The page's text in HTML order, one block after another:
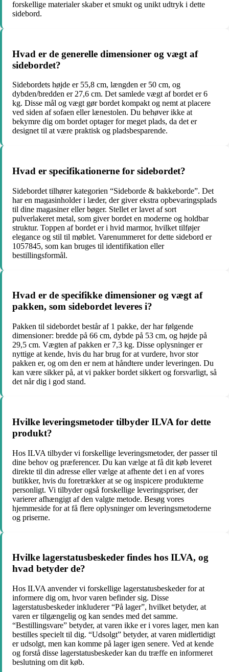
forskellige materialer skaber et smukt og unikt udtryk i dette
sidebord.
Hvad er de generelle dimensioner og vægt af
sidebordet?
Sidebordets højde er 55,8 cm, længden er 50 cm, og
dybden/bredden er 27,6 cm. Det samlede vægt af bordet er 6
kg. Disse mål og vægt gør bordet kompakt og nemt at placere
ved siden af sofaen eller lænestolen. Du behøver ikke at
bekymre dig om bordet optager for meget plads, da det er
designet til at være praktisk og pladsbesparende.
Hvad er specifikationerne for sidebordet?
Sidebordet tilhører kategorien “Sideborde & bakkeborde”. Det
har en magasinholder i læder, der giver ekstra opbevaringsplads
til dine magasiner eller bøger. Stellet er lavet af sort
pulverlakeret metal, som giver bordet en moderne og holdbar
struktur. Toppen af bordet er i hvid marmor, hvilket tilføjer
elegance og stil til møblet. Varenummeret for dette sidebord er
1057845, som kan bruges til identifikation eller
bestillingsformål.
Hvad er de specifikke dimensioner og vægt af
pakken, som sidebordet leveres i?
Pakken til sidebordet består af 1 pakke, der har følgende
dimensioner: bredde på 66 cm, dybde på 53 cm, og højde på
29,5 cm. Vægten af pakken er 7,3 kg. Disse oplysninger er
nyttige at kende, hvis du har brug for at vurdere, hvor stor
pakken er, og om den er nem at håndtere under leveringen. Du
kan være sikker på, at vi pakker bordet sikkert og forsvarligt, så
det når dig i god stand.
Hvilke leveringsmetoder tilbyder ILVA for dette
produkt?
Hos ILVA tilbyder vi forskellige leveringsmetoder, der passer til
dine behov og præferencer. Du kan vælge at få dit køb leveret
direkte til din adresse eller vælge at afhente det i en af vores
butikker, hvis du foretrækker at se og inspicere produkterne
personligt. Vi tilbyder også forskellige leveringspriser, der
varierer afhængigt af den valgte metode. Besøg vores
hjemmeside for at få flere oplysninger om leveringsmetoderne
og priserne.
Hvilke lagerstatusbeskeder findes hos ILVA, og
hvad betyder de?
Hos ILVA anvender vi forskellige lagerstatusbeskeder for at
informere dig om, hvor varen befinder sig. Disse
lagerstatusbeskeder inkluderer “På lager”, hvilket betyder, at
varen er tilgængelig og kan sendes med det samme.
“Bestillingsvare” betyder, at varen ikke er i vores lager, men kan
bestilles specielt til dig. “Udsolgt” betyder, at varen midlertidigt
er udsolgt, men kan komme på lager igen senere. Ved at kende
og forstå disse lagerstatusbeskeder kan du træffe en informeret
beslutning om dit køb.